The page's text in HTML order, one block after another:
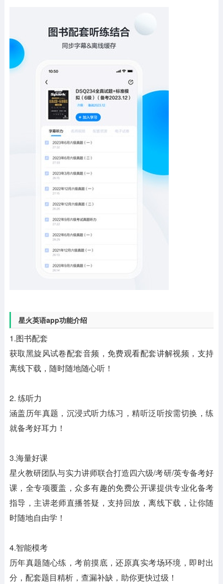
星火英语app功能介绍
1.图书配套
获取黑旋风试卷配套音频，免费观看配套讲解视频，支持
离线下载，随时随地随心听！
2. 练听力
涵盖历年真题，沉浸式听力练习，精听泛听按需切换，练
就备考好耳力！
3.海量好课
星火教研团队与实力讲师联合打造四六级/考研/英专备考好
课，全专项覆盖，众多有趣的免费公开课提供专业化备考
指导，主讲老师直播答疑，支持回放，离线下载，让你随
时随地自由学！
4.智能模考
历年真题随心练，考前摸底，还原真实考场环境，即时出
分，配套题目精析，查漏补缺，助你更快过级！